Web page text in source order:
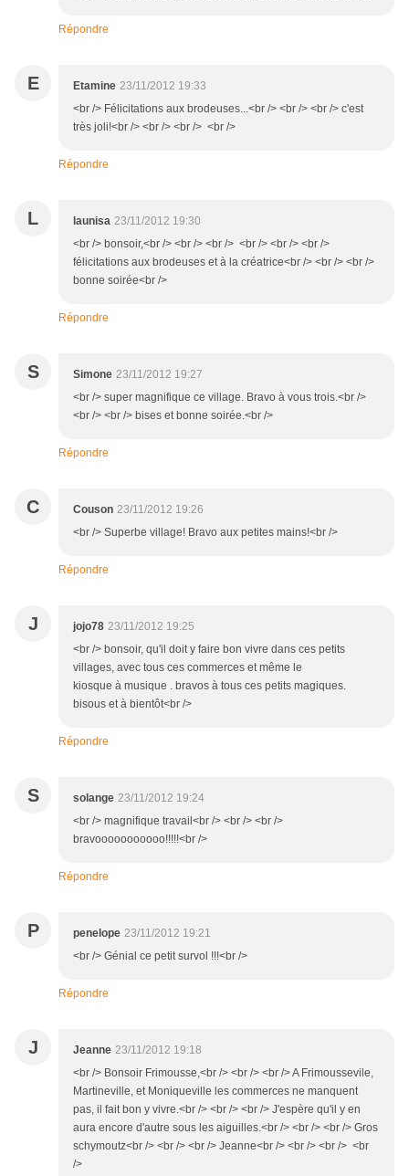
Répondre
E Etamine 23/11/2012 19:33
<br /> Félicitations aux brodeuses...<br /> <br /> <br /> c'est
très joli!<br /> <br /> <br /> <br />
Répondre
L launisa 23/11/2012 19:30
<br /> bonsoir,<br /> <br /> <br /> <br /> <br /> <br />
félicitations aux brodeuses et à la créatrice<br /> <br /> <br />
bonne soirée<br />
Répondre
S Simone 23/11/2012 19:27
<br /> super magnifique ce village. Bravo à vous trois.<br />
<br /> <br /> bises et bonne soirée.<br />
Répondre
C Couson 23/11/2012 19:26
<br /> Superbe village! Bravo aux petites mains!<br />
Répondre
J jojo78 23/11/2012 19:25
<br /> bonsoir, qu'il doit y faire bon vivre dans ces petits
villages, avec tous ces commerces et même le
kiosque à musique . bravos à tous ces petits magiques.
bisous et à bientôt<br />
Répondre
S solange 23/11/2012 19:24
<br /> magnifique travail<br /> <br /> <br />
bravooooooooooo!!!!!<br />
Répondre
P penelope 23/11/2012 19:21
<br /> Génial ce petit survol !!!<br />
Répondre
J Jeanne 23/11/2012 19:18
<br /> Bonsoir Frimousse,<br /> <br /> <br /> A Frimoussevile,
Martineville, et Moniqueville les commerces ne manquent
pas, il fait bon y vivre.<br /> <br /> <br /> J'espère qu'il y en
aura encore d'autre sous les aiguilles.<br /> <br /> <br /> Gros
schymoutz<br /> <br /> <br /> Jeanne<br /> <br /> <br /> <br
/>